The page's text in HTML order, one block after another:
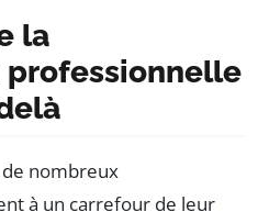
la
nombreux
à un carrefour de leur